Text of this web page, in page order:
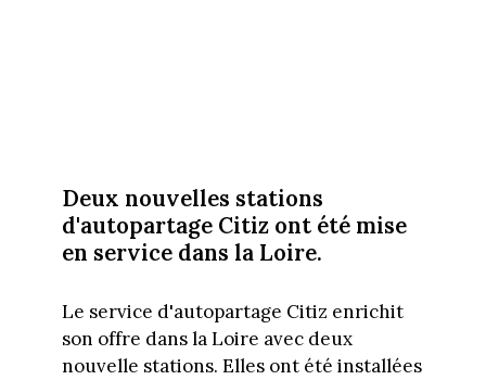
Deux nouvelles stations
d'autopartage Citiz ont été mise
en service dans la Loire.
Le service d'autopartage Citiz enrichit
son offre dans la Loire avec deux
nouvelle stations. Elles ont été installées